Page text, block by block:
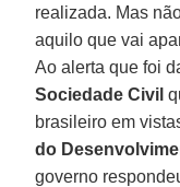
realizada. Mas
aquilo que vai
Ao alerta que foi
Sociedade Civil
brasileiro em
do
governo